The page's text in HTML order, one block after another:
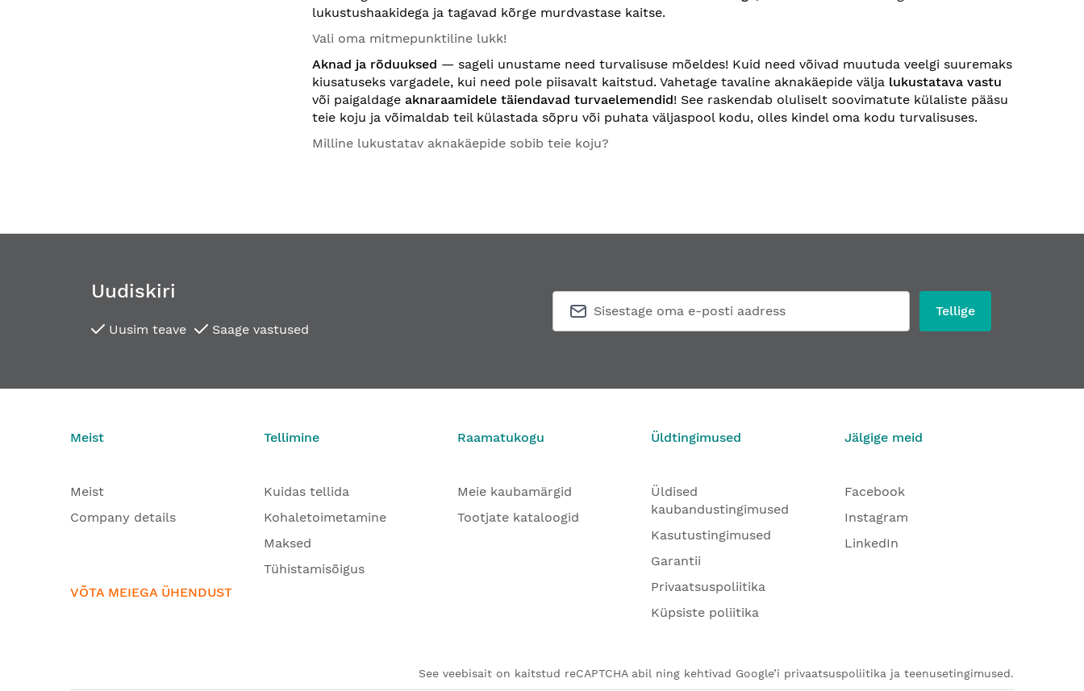
lukustushaakidega ja tagavad kõrge murdvastase kaitse.
Vali oma mitmepunktiline lukk!
Aknad ja rõduuksed — sageli unustame need turvalisuse mõeldes! Kuid need võivad muutuda veelgi suuremaks
kiusatuseks vargadele, kui need pole piisavalt kaitstud. Vahetage tavaline aknakäepide välja lukustatava vastu
või paigaldage aknaraamidele täiendavad turvaelemendid! See raskendab oluliselt soovimatute külaliste pääsu
teie koju ja võimaldab teil külastada sõpru või puhata väljaspool kodu, olles kindel oma kodu turvalisuses.
Milline lukustatav aknakäepide sobib teie koju?
Uudiskiri
Uusim teave Saage vastused
Tellige
Meist
Meist
Company details
VÕTA MEIEGA ÜHENDUST
Tellimine
Kuidas tellida
Kohaletoimetamine
Maksed
Tühistamisõigus
Raamatukogu
Meie kaubamärgid
Tootjate kataloogid
Üldtingimused
Üldised
kaubandustingimused
Kasutustingimused
Garantii
Privaatsuspoliitika
Küpsiste poliitika
Jälgige meid
Facebook
Instagram
LinkedIn
See veebisait on kaitstud reCAPTCHA abil ning kehtivad Google’i privaatsuspoliitika ja teenusetingimused.